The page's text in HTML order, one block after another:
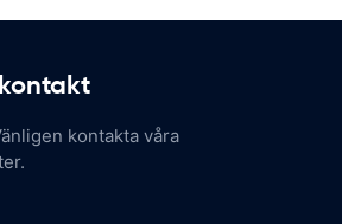
kontakta våra